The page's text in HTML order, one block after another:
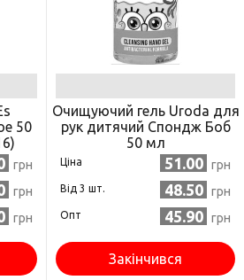
50
грн
грн
грн
Очищуючий гель Uroda для
рук дитячий Спондж Боб
50 мл
Ціна 51.00 грн
Від 3 шт. 48.50 грн
Опт 45.90 грн
Закінчився